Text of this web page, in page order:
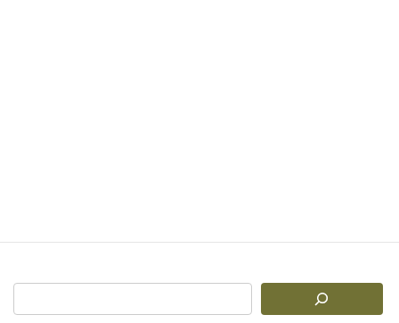
2025年7月20日